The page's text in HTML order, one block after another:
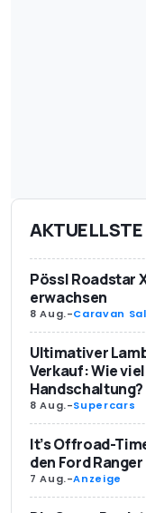
Pössl Roadstar
erwachsen
8 Aug.-Caravan
Ultimativer
Verkauf: Wie
Handschaltung?
8 Aug.-Supercars
It’s Offroad-
den Ford Ranger
7 Aug.-Anzeige